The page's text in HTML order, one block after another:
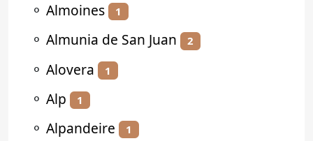
⚬ Almoines 1
⚬ Almunia de San Juan 2
⚬ Alovera 1
⚬ Alp 1
⚬ Alpandeire 1